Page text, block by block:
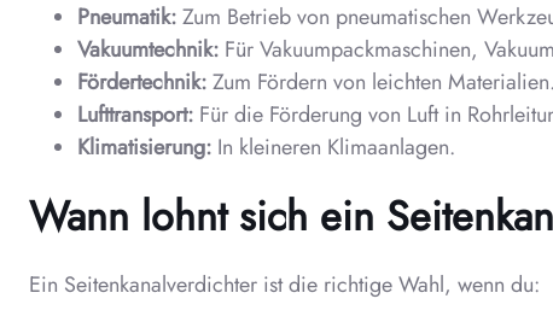
Pneumatik:Zum Betrieb von pneumatischen
Vakuumtechnik: Für Vakuumpackmaschinen,
Fördertechnik:Zum Fördern von leichten Materialien.
Lufttransport: Für die Förderung von Luft in
Klimatisierung: In kleineren Klimaanlagen.
Wann lohnt sich ein
Ein Seitenkanalverdichter ist die richtige Wahl, wenn du: